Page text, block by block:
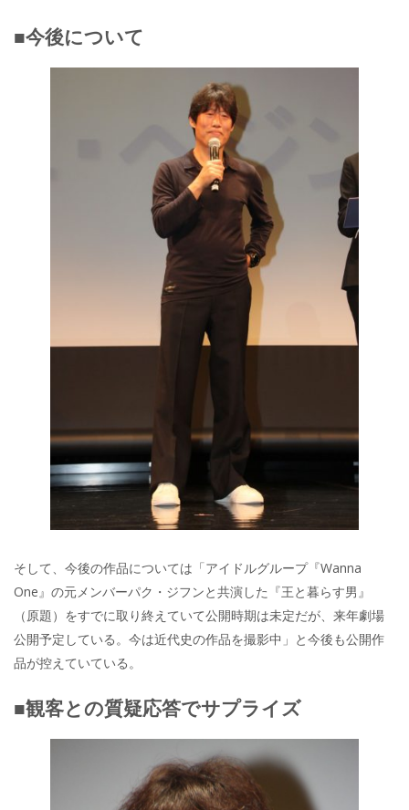
■今後について
そして、今後の作品については「アイドルグループ『Wanna
One』の元メンバーパク・ジフンと共演した『王と暮らす男』
（原題）をすでに取り終えていて公開時期は未定だが、来年劇場
公開予定している。今は近代史の作品を撮影中」と今後も公開作
品が控えていている。
■観客との質疑応答でサプライズ